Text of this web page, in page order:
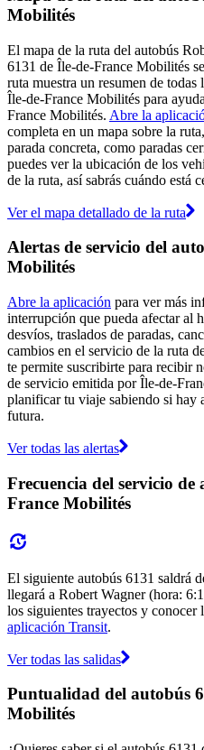
Mobilités
El mapa de la ruta del autobús
6131 de Île-de-France Mobilités
ruta muestra un resumen de todas
Île-de-France Mobilités para
France Mobilités. Abre la
completa en un mapa sobre la
parada concreta, como paradas
puedes ver la ubicación de los
de la ruta, así sabrás cuándo está
Ver el mapa detallado de la ruta
Alertas de servicio del
Mobilités
Abre la aplicación para ver más
interrupción que pueda afectar al
desvíos, traslados de paradas,
cambios en el servicio de la ruta
te permite suscribirte para recibir
de servicio emitida por Île-de-
planificar tu viaje sabiendo si hay
futura.
Ver todas las alertas
Frecuencia del servicio de
France Mobilités
El siguiente autobús 6131 saldrá
llegará a Robert Wagner (hora:
los siguientes trayectos y conocer
aplicación Transit.
Ver todas las salidas
Puntualidad del autobús
Mobilités